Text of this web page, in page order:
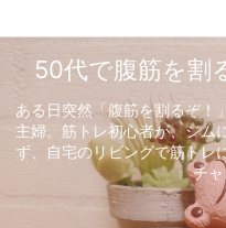
50代で腹筋を割
ある日突然「腹筋を割るぞ！
主婦。筋トレ初心者が、ジム
ず、自宅のリビングで筋トレ
チ